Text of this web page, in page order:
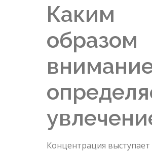
Каким
образом
Концентрация выступает